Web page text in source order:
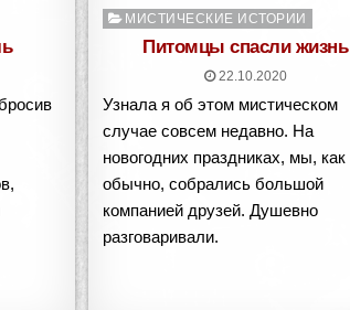
Опубликовано
МИСТИЧЕСКИЕ ИСТОРИИ
Питомцы спасли жизнь
22.10.2020
Узнала я об этом мистическом
случае совсем недавно. На
новогодних праздниках, мы, как
обычно, собрались большой
компанией друзей. Душевно
разговаривали.